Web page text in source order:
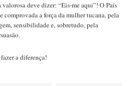
valorosa deve dizer: “Eis-me aqui”! O País
comprovada a força da mulher tucana, pela
sensibilidade e, sobretudo, pela
a diferença!